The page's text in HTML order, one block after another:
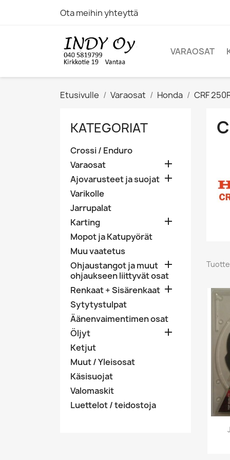
Ota meihin yhteyttä
VARAOSAT
Etusivulle Varaosat Honda CRF
KATEGORIAT
Crossi / Enduro
Varaosat

Ajovarusteet ja suojat 
Varikolle
Jarrupalat
Karting

Mopot ja Katupyörät
Muu vaatetus
Ohjaustangot ja muut
ohjaukseen liittyvät osat

Renkaat + Sisärenkaat 
Sytytystulpat
Äänenvaimentimen osat
Öljyt

Ketjut
Muut / Yleisosat
Käsisuojat
Valomaskit
Luettelot / teidostoja